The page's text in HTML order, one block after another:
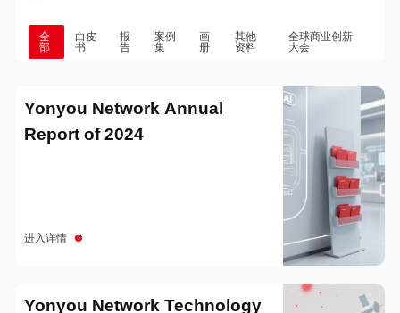
全
部
白皮
书
报
告
案例
集
画
册
其他
资料
全球商业创新
大会
Yonyou Network Annual
Report of 2024
进入详情
Yonyou Network Technology